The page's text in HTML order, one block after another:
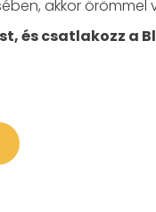
akkor örömmel
és csatlakozz a